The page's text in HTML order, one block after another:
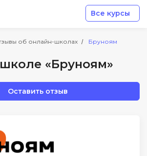
Все курсы
об онлайн-школах Бруноям
«Бруноям»
Оставить отзыв